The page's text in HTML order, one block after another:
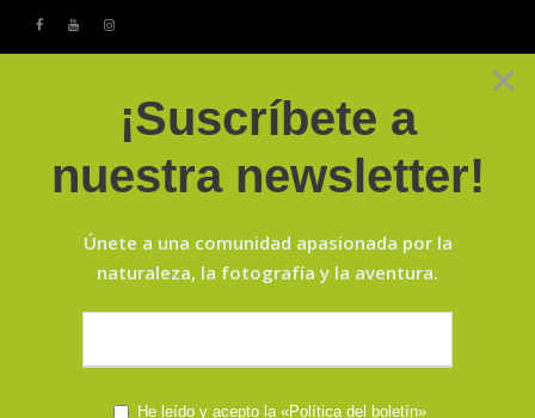
PELÍCANOS
×
¡Suscríbete a
nuestra newsletter!
Únete a una comunidad apasionada por la
naturaleza, la fotografía y la aventura.
He leído y acepto la «Política del boletín»